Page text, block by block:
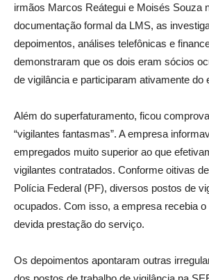
irmãos Marcos Reátegui e Moisés Souza
documentação formal da LMS, as
depoimentos, análises telefônicas e
demonstraram que os dois eram sócios
de vigilância e participaram ativamente do
Além do superfaturamento, ficou
“vigilantes fantasmas”. A empresa
empregados muito superior ao que
vigilantes contratados. Conforme oitivas
Polícia Federal (PF), diversos postos de
ocupados. Com isso, a empresa recebia
devida prestação do serviço.
Os depoimentos apontaram outras